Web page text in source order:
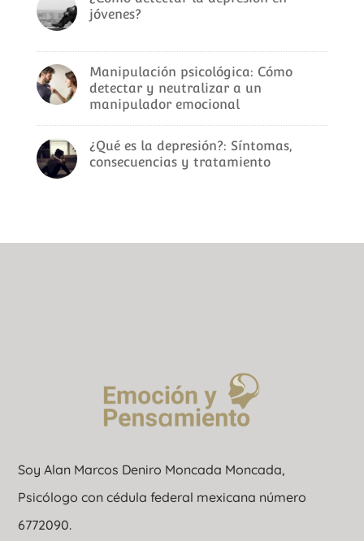
jóvenes?
Manipulación psicológica: Cómo
detectar y neutralizar a un
manipulador emocional
¿Qué es la depresión?: Síntomas,
consecuencias y tratamiento
Soy Alan Marcos Deniro Moncada Moncada,
Psicólogo con cédula federal mexicana número
6772090.